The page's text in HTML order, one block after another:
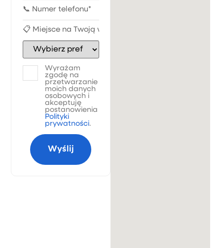
Wyrażam
zgodę na
przetwarzanie
moich danych
osobowych i
akceptuję
postanowienia
Polityki
prywatności.